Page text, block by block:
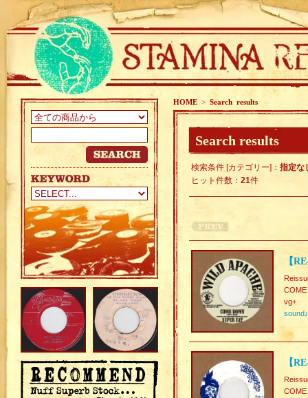
HOME > Search results
Search results
検索条件 [カテゴリー]： 指定な
ヒット件数： 21件
【
vg+
sound♪
【